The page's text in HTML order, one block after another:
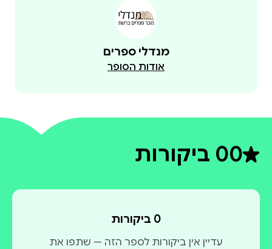
מנדלי ספרים
אודות הסופר
0דירוג ממוצע 0 מתוך 5
0 ביקורות
0 ביקורות
עדיין אין ביקורות לספר הזה — שתפו את